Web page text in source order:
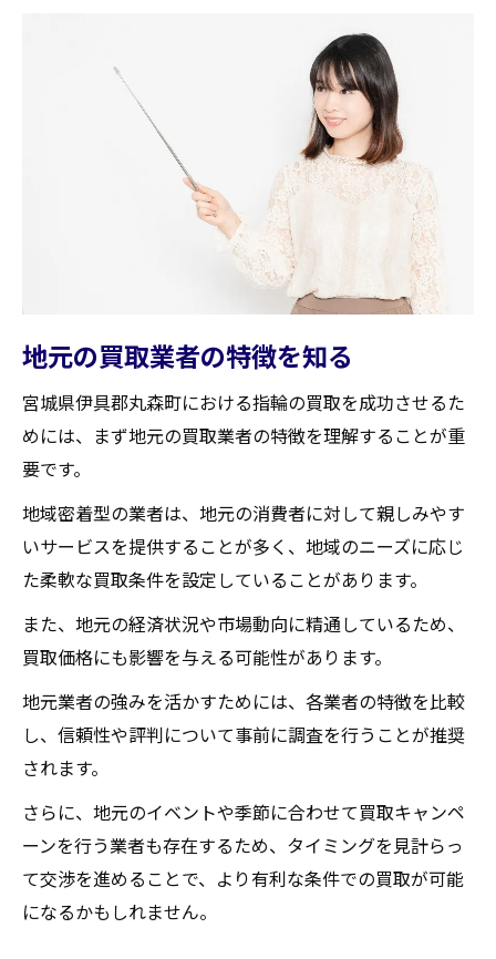
地元の買取業者の特徴を知る
宮城県伊具郡丸森町における指輪の買取を成功させるた
めには、まず地元の買取業者の特徴を理解することが重
要です。
地域密着型の業者は、地元の消費者に対して親しみやす
いサービスを提供することが多く、地域のニーズに応じ
た柔軟な買取条件を設定していることがあります。
また、地元の経済状況や市場動向に精通しているため、
買取価格にも影響を与える可能性があります。
地元業者の強みを活かすためには、各業者の特徴を比較
し、信頼性や評判について事前に調査を行うことが推奨
されます。
さらに、地元のイベントや季節に合わせて買取キャンペ
ーンを行う業者も存在するため、タイミングを見計らっ
て交渉を進めることで、より有利な条件での買取が可能
になるかもしれません。